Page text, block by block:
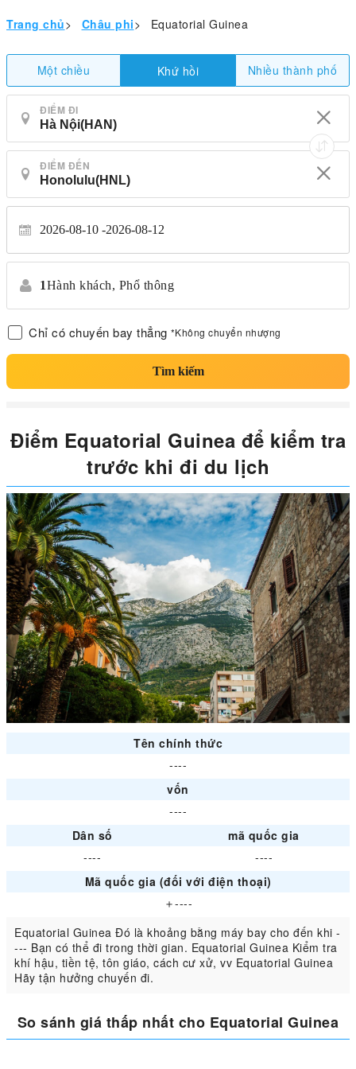
Trang chủ> Châu phi> Equatorial Guinea
Một chiều Khứ hồi Nhiều thành phố
ĐIỂM ĐI
ĐIỂM ĐẾN
2026-08-10 2026-08-12
1Hành khách, Phổ thông
Chỉ có chuyến bay thẳng *Không chuyển nhượng
Tìm kiếm
Điểm Equatorial Guinea để kiểm tra
trước khi đi du lịch
Tên chính thức
----
vốn
----
Dân số
mã quốc gia
----
----
Mã quốc gia (đối với điện thoại)
＋----
Equatorial Guinea Đó là khoảng bằng máy bay cho đến khi -
--- Bạn có thể đi trong thời gian. Equatorial Guinea Kiểm tra
khí hậu, tiền tệ, tôn giáo, cách cư xử, vv Equatorial Guinea
Hãy tận hưởng chuyến đi.
So sánh giá thấp nhất cho Equatorial Guinea